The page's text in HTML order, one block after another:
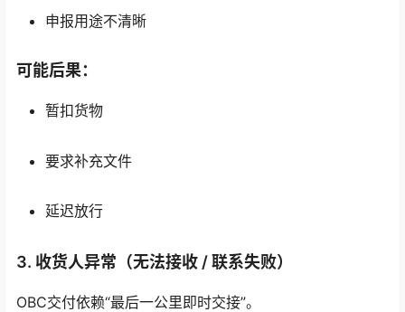
申报用途不清晰
可能后果：
暂扣货物
要求补充文件
延迟放行
3. 收货人异常（无法接收 / 联系失败）
OBC交付依赖“最后一公里即时交接”。